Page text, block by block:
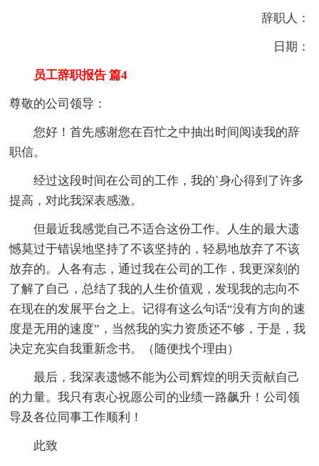
辞职人：
日期：
员工辞职报告 篇4
尊敬的公司领导：
您好！首先感谢您在百忙之中抽出时间阅读我的辞
职信。
经过这段时间在公司的工作，我的`身心得到了许多
提高，对此我深表感激。
但最近我感觉自己不适合这份工作。人生的最大遗
憾莫过于错误地坚持了不该坚持的，轻易地放弃了不该
放弃的。人各有志，通过我在公司的工作，我更深刻的
了解了自己，总结了我的人生价值观，发现我的志向不
在现在的发展平台之上。记得有这么句话“没有方向的速
度是无用的速度”，当然我的实力资质还不够，于是，我
决定充实自我重新念书。（随便找个理由）
最后，我深表遗憾不能为公司辉煌的明天贡献自己
的力量。我只有衷心祝愿公司的业绩一路飙升！公司领
导及各位同事工作顺利！
此致